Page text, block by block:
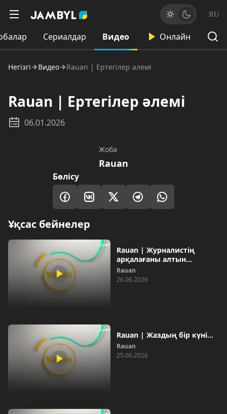
RU
Сериалдар Видео Онлайн
Негізгі Видео Rauan | Ертегілер әлемі
Rauan | Ертегілер әлемі
06.01.2026
Жоба
Rauan
Бөлісу
Ұқсас бейнелер
Rauan | Журналистің
арқалағаны алтын...
Rauan
26.06.2026
Rauan | Жаздың бір күні...
Rauan
25.06.2026